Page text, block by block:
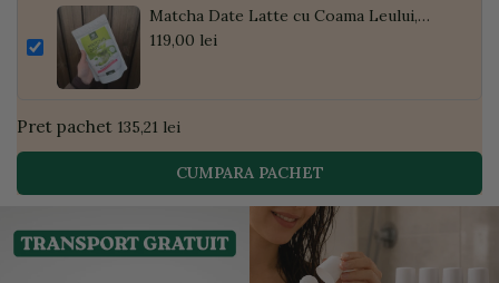
Matcha Date Latte cu Coama Leului,
Pudră de Curmale și Ghimbir, ECO, 300g
119,00 lei
Pret pachet 135,21 lei
CUMPARA PACHET